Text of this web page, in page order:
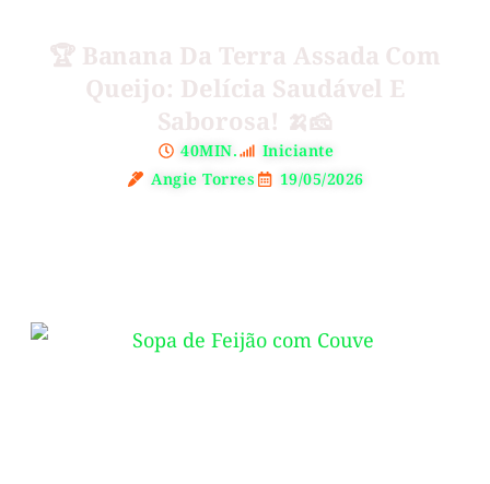
🏆 Banana Da Terra Assada Com
Queijo: Delícia Saudável E
Saborosa! 🍌🧀
40MIN.
Iniciante
Angie Torres
19/05/2026